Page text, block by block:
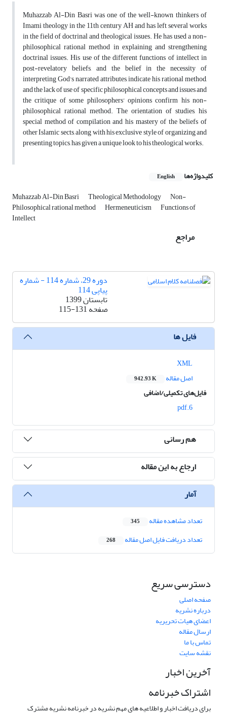
Muhazzab Al-Din Basri was one of the well-known thinkers of
Imami theology in the 11th century AH and has left several works
in the field of doctrinal and theological issues. He has used a non-
philosophical rational method in explaining and strengthening
doctrinal issues. His use of the different functions of intellect in
post-revelatory beliefs, and the belief in the necessity of
interpreting God's narrated attributes, indicate his rational method,
and the lack of use of specific philosophical concepts and issues and
the critique of some philosophers' opinions confirm his non-
philosophical rational method. The orientation of studies, his
special method of compilation and his mastery of the beliefs of
other Islamic sects, along with his exclusive style of organizing and
presenting topics, has given a unique look to his theological works.
کلیدواژه‌ها English
Muhazzab Al-Din Basri Theological Methodology Non-
Philosophical rational method Hermeneuticism Functions of
Intellect
مراجع
دوره 29، شماره 114 - شماره
پیاپی 114
تابستان 1399
صفحه115-131
فایل ها
اصل مقاله
942.93 K
فایل‌های تکمیلی/اضافی
6.pdf
هم رسانی
ارجاع به این مقاله
آمار
تعداد مشاهده مقاله 345
تعداد دریافت فایل اصل مقاله 268
دسترسی سریع
صفحه اصلی
درباره نشریه
اعضای هیات تحریریه
ارسال مقاله
تماس با ما
نقشه سایت
آخرین اخبار
اشتراک خبرنامه
برای دریافت اخبار و اطلاعیه های مهم نشریه در خبرنامه نشریه مشترک